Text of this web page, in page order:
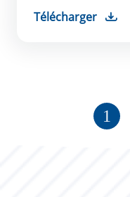
Télécharger
Pagination